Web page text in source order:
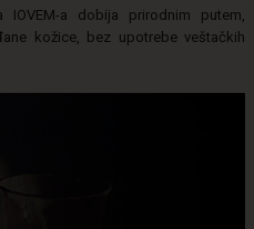
a dobija prirodnim putem,
kožice, bez upotrebe veštačkih